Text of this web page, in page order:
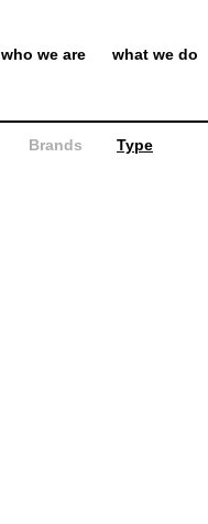
who we are what we do
Brands Type